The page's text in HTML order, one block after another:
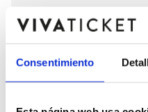
Consentimiento
Este